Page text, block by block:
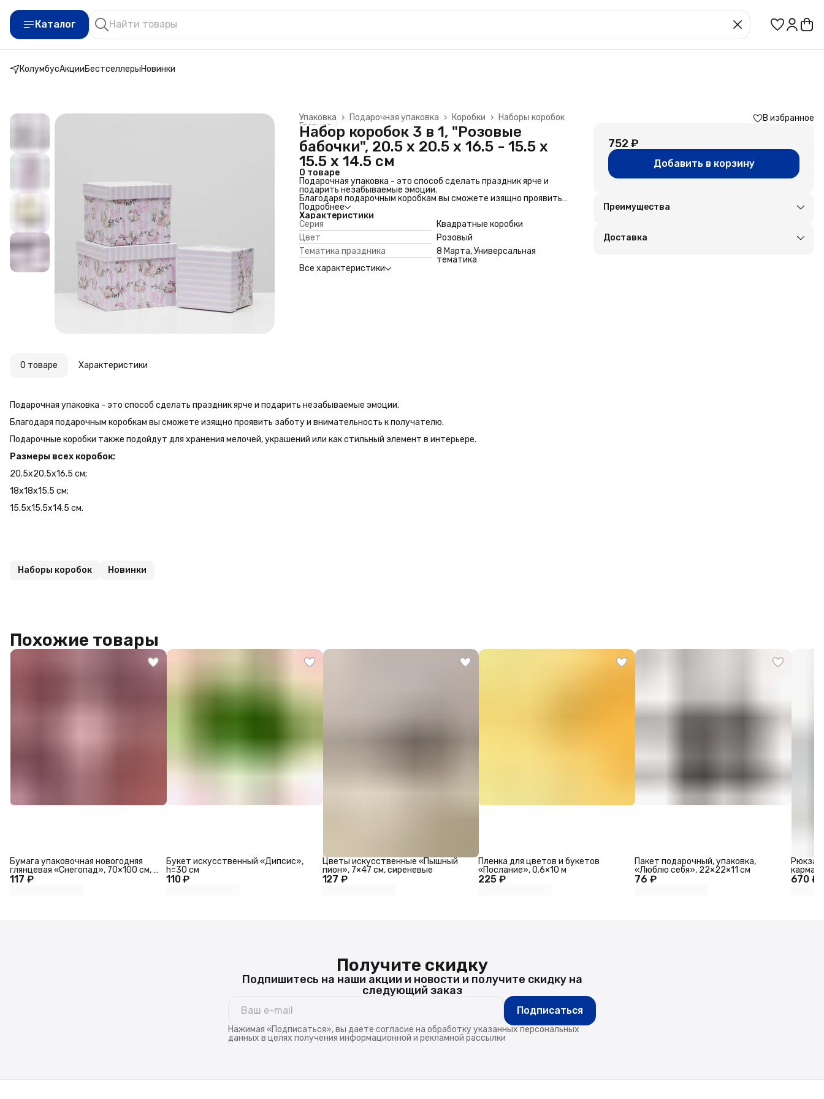
Каталог
КолумбусАкцииБестселлерыНовинки
Наборы коробок
Коробки ›
Подарочная упаковка ›
Упаковка ›
Главная ›
Набор коробок 3 в 1, "Розовые
бабочки", 20.5 x 20.5 x 16.5 - 15.5 x
15.5 x 14.5 см
О товаре
Подарочная упаковка - это способ сделать праздник ярче и
подарить незабываемые эмоции.
Благодаря подарочным коробкам вы сможете изящно проявить
заботу и внимательность к получателю.
Подарочные коробки также подойдут для хранения мелочей,
украшений или как стильный элемент в интерьере.
Размеры всех коробок:
20.5x20.5x16.5 см;
18x18x15.5 см;
15.5x15.5x14.5 см.
Подробнее
Характеристики
Серия
Квадратные коробки
Цвет
Розовый
Тематика праздника
8 Марта, Универсальная
тематика
Все характеристики
В избранное
752 ₽
Добавить в корзину
Преимущества
Удобный возврат
Доставка
О товаре Характеристики
Подарочная упаковка - это способ сделать праздник ярче и подарить незабываемые эмоции.
Благодаря подарочным коробкам вы сможете изящно проявить заботу и внимательность к получателю.
Подарочные коробки также подойдут для хранения мелочей, украшений или как стильный элемент в интерьере.
Размеры всех коробок:
20.5x20.5x16.5 см;
18x18x15.5 см;
15.5x15.5x14.5 см.
Наборы коробок Новинки
Похожие товары
117 ₽
Бумага упаковочная новогодняя
глянцевая «Снегопад», 70×100 см, 1
лист
110 ₽
Букет искусственный «Дипсис»,
h=30 см
127 ₽
Цветы искусственные «Пышный
пион», 7×47 см, сиреневые
225 ₽
Пленка для цветов и букетов
«Послание», 0.6×10 м
76 ₽
Пакет подарочный, упаковка,
«Люблю себя», 22×22×11 см
670 ₽
Рюкзак
Получите скидку
Подпишитесь на наши акции и новости и получите скидку на
следующий заказ
Подписаться
Нажимая «Подписаться», вы даете согласие на обработку указанных персональных
данных в целях получения информационной и рекламной рассылки